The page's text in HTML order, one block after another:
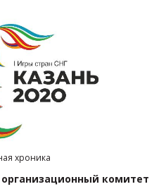
хроника
комитет